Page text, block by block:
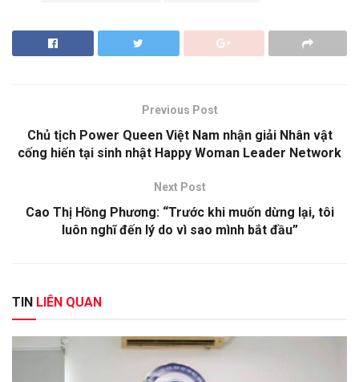
Previous Post
Chủ tịch Power Queen Việt Nam nhận giải Nhân vật
cống hiến tại sinh nhật Happy Woman Leader Network
Next Post
Cao Thị Hồng Phương: “Trước khi muốn dừng lại, tôi
luôn nghĩ đến lý do vì sao mình bắt đầu”
TIN LIÊN QUAN